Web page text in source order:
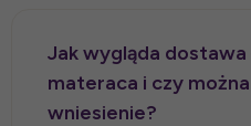
Jak wygląda dostawa
materaca i czy
wniesienie?